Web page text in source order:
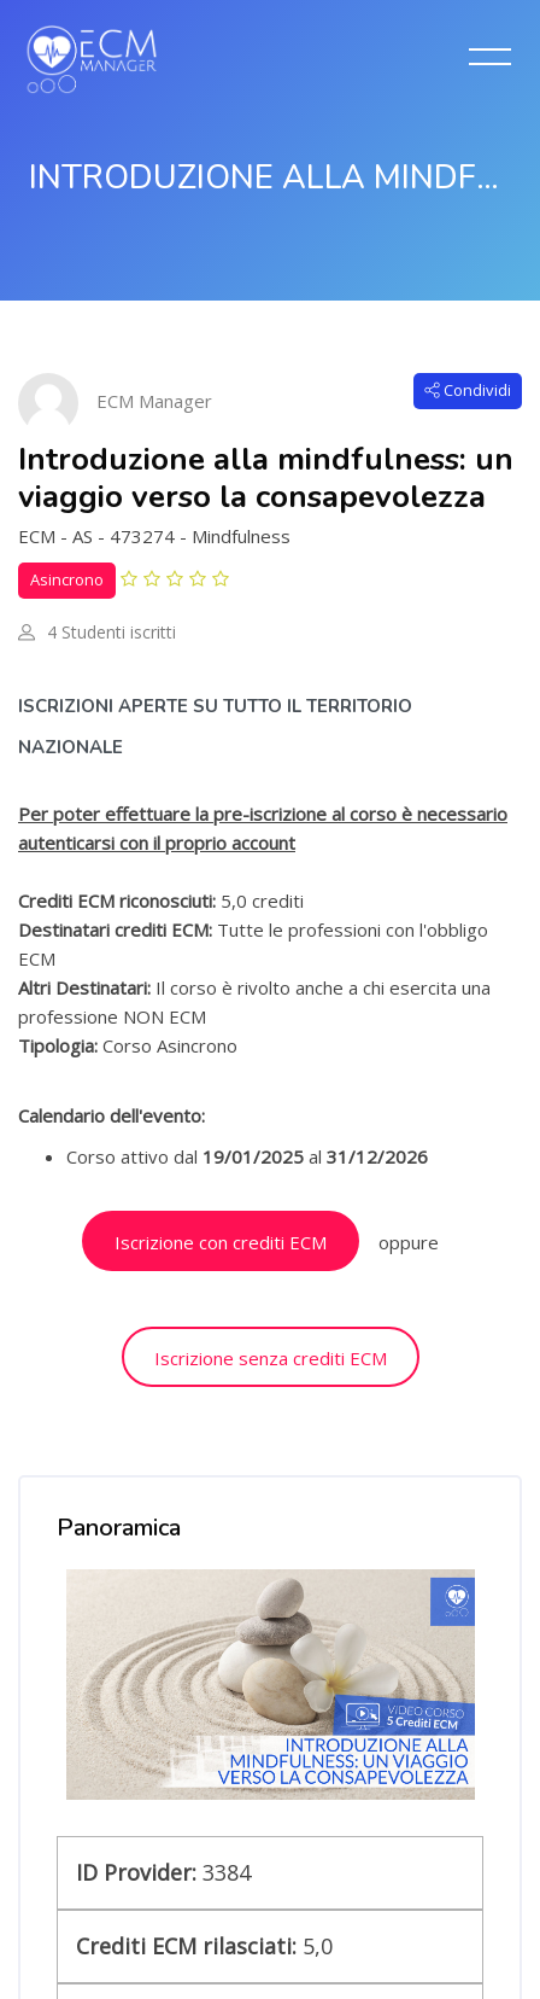
INTRODUZIONE ALLA MINDFULNESS: UN VIAGGIO VERSO LA CONSAPEVOLEZZA
Salta [Cocoon] Course Intro
ECM Manager Condividi
Introduzione alla mindfulness: un
viaggio verso la consapevolezza
ECM - AS - 473274 - Mindfulness
Asincrono
4 Studenti iscritti
Salta [Cocoon] Custom HTML
ISCRIZIONI APERTE SU TUTTO IL TERRITORIO
NAZIONALE
Per poter effettuare la pre-iscrizione al corso è necessario
autenticarsi con il proprio account
Crediti ECM riconosciuti: 5,0 crediti
Destinatari crediti ECM: Tutte le professioni con l'obbligo
ECM
Altri Destinatari: Il corso è rivolto anche a chi esercita una
professione NON ECM
Tipologia: Corso Asincrono
Calendario dell'evento:
Corso attivo dal 19/01/2025 al 31/12/2026
Iscrizione con crediti ECM
oppure
Iscrizione senza crediti ECM
Panoramica
ID Provider: 3384
Crediti ECM rilasciati: 5,0